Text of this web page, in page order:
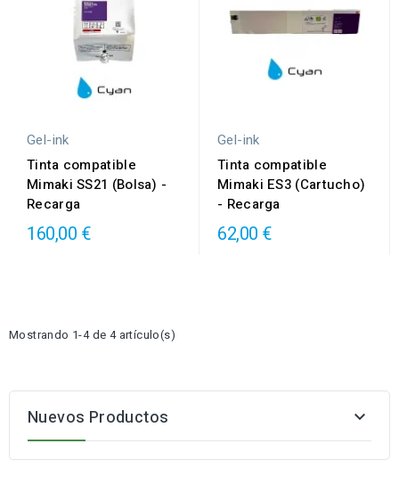
Gel-ink
Tinta compatible
Mimaki SS21 (Bolsa) -
Recarga
160,00 €
Gel-ink
Tinta compatible
Mimaki ES3 (Cartucho)
- Recarga
62,00 €
Mostrando 1-4 de 4 artículo(s)
Nuevos Productos 